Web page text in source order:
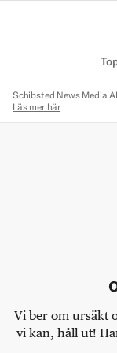
Schibsted News Media
Läs mer här
Vi ber om ursäkt
vi kan, håll ut!